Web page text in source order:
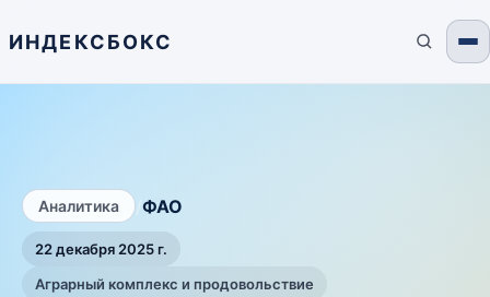
ИНДЕКСБОКС
Аналитика ФАО
22 декабря 2025 г.
Аграрный комплекс и продовольствие